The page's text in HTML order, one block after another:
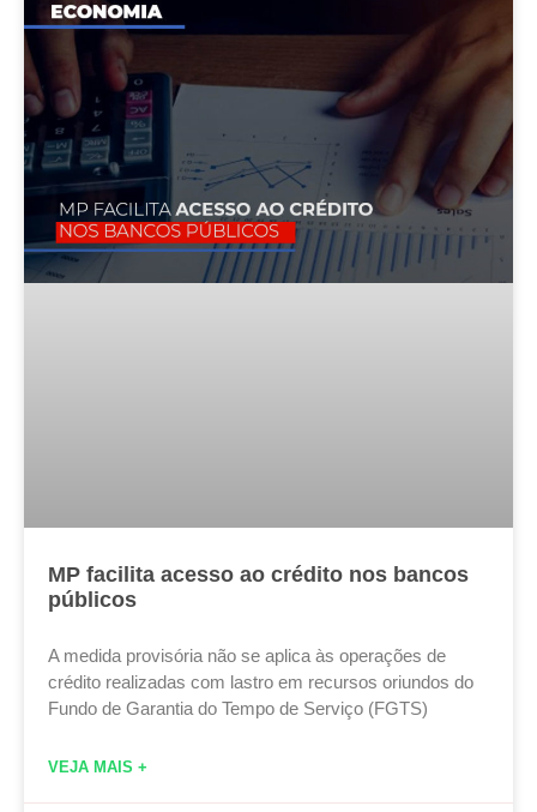
MP facilita acesso ao crédito nos bancos
públicos
A medida provisória não se aplica às operações de
crédito realizadas com lastro em recursos oriundos do
Fundo de Garantia do Tempo de Serviço (FGTS)
VEJA MAIS +